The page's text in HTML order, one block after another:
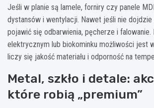
Jeśli w planie są lamele, forniry czy panele
dystansów i wentylacji. Nawet jeśli nie dojdzie
pojawić się odbarwienia, pęcherze i falowanie.
elektrycznym lub biokominku możliwości jest
liczy się jakość materiału i odporność na
Metal, szkło i detale:
które robią „premium”